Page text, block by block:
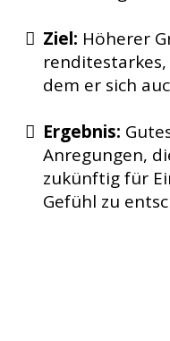
Ziel: Höherer
dem er sich
Ergebnis:
Anregungen,
zukünftig für
Gefühl zu